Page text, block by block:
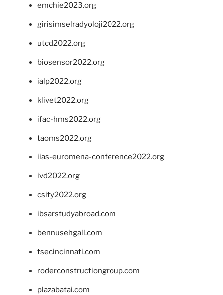
emchie2023.org
girisimselradyoloji2022.org
utcd2022.org
biosensor2022.org
ialp2022.org
klivet2022.org
ifac-hms2022.org
taoms2022.org
iias-euromena-conference2022.org
ivd2022.org
csity2022.org
ibsarstudyabroad.com
bennusehgall.com
tsecincinnati.com
roderconstructiongroup.com
plazabatai.com